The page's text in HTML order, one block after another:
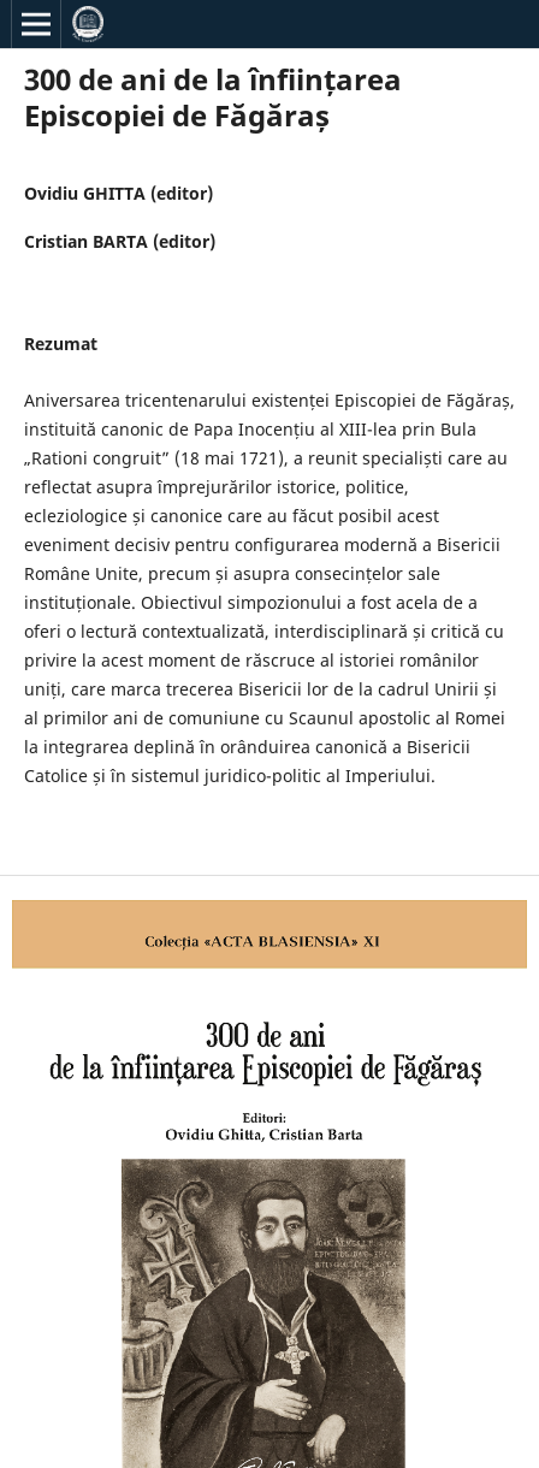
300 de ani de la înființarea
Episcopiei de Făgăraș
Ovidiu GHITTA (editor)
Cristian BARTA (editor)
Rezumat
Aniversarea tricentenarului existenței Episcopiei de Făgăraș,
instituită canonic de Papa Inocențiu al XIII-lea prin Bula
„Rationi congruit” (18 mai 1721), a reunit specialiști care au
reflectat asupra împrejurărilor istorice, politice,
ecleziologice și canonice care au făcut posibil acest
eveniment decisiv pentru configurarea modernă a Bisericii
Române Unite, precum și asupra consecințelor sale
instituționale. Obiectivul simpozionului a fost acela de a
oferi o lectură contextualizată, interdisciplinară și critică cu
privire la acest moment de răscruce al istoriei românilor
uniți, care marca trecerea Bisericii lor de la cadrul Unirii și
al primilor ani de comuniune cu Scaunul apostolic al Romei
la integrarea deplină în orânduirea canonică a Bisericii
Catolice și în sistemul juridico-politic al Imperiului.